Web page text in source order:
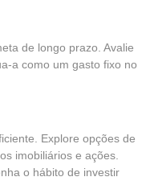
de longo prazo. Avalie
a como um gasto fixo no
Explore opções de
imobiliários e ações.
o hábito de investir